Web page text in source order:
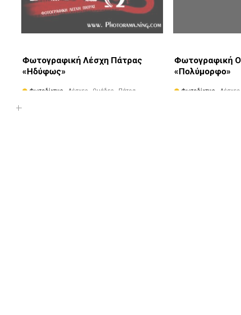
Φωτογραφική Λέσχη Πάτρας
«Ηδύφως»
Φωτοδίκτυο · Λέσχες - Ομάδες · Πάτρα
Φωτογραφική
«Πολύμορφο»
Φωτοδίκτυο ·